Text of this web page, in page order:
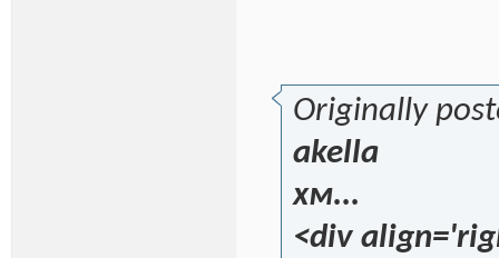
Originally
akella
хм...
<div